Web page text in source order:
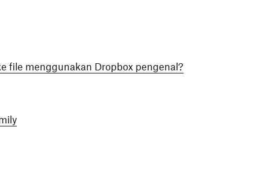
file menggunakan Dropbox pengenal?